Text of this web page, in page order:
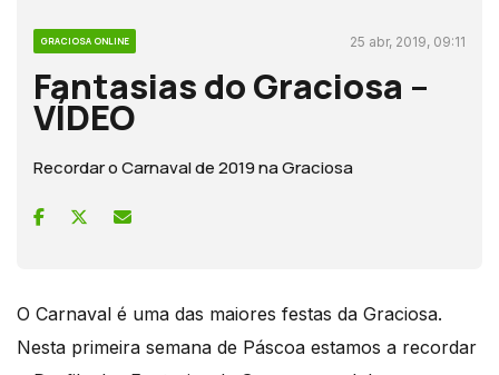
GRACIOSA ONLINE 25 abr, 2019, 09:11
Fantasias do Graciosa –
VÍDEO
Recordar o Carnaval de 2019 na Graciosa
O Carnaval é uma das maiores festas da Graciosa.
Nesta primeira semana de Páscoa estamos a recordar